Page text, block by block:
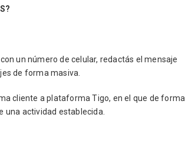
un número de celular, redactás el mensaje
de forma masiva.
cliente a plataforma Tigo, en el que de forma
una actividad establecida.